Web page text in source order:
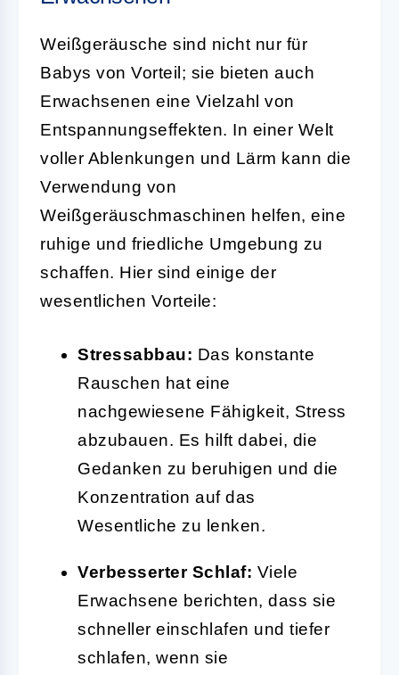
Weißgeräusche sind nicht nur für
Babys von Vorteil; sie bieten auch
Erwachsenen eine Vielzahl von
Entspannungseffekten. In einer Welt
voller Ablenkungen und Lärm kann die
Verwendung von
Weißgeräuschmaschinen helfen, eine
ruhige und friedliche Umgebung zu
schaffen. Hier sind einige der
wesentlichen Vorteile:
Stressabbau: Das konstante
Rauschen hat eine
nachgewiesene Fähigkeit, Stress
abzubauen. Es hilft dabei, die
Gedanken zu beruhigen und die
Konzentration auf das
Wesentliche zu lenken.
Verbesserter Schlaf: Viele
Erwachsene berichten, dass sie
schneller einschlafen und tiefer
schlafen, wenn sie